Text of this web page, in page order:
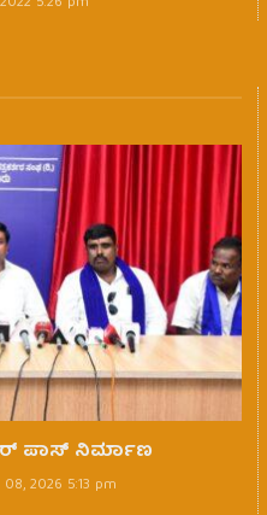
ಪಾಸ್ ನಿರ್ಮಾಣ
2026 5:13 pm